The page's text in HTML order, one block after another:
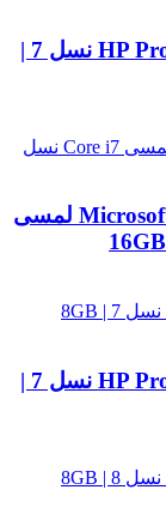
لپ تاپ استوک HP ProBook 640 G3 Core i5 نسل 7 |
لپ تاپ استوک Microsoft Surface Laptop 3 15 لمسی
لپ تاپ استوک HP ProBook 450 G5 Core i5 نسل 7 |